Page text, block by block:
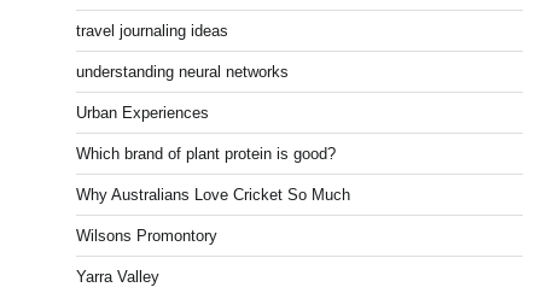
travel journaling ideas
understanding neural networks
Urban Experiences
Which brand of plant protein is good?
Why Australians Love Cricket So Much
Wilsons Promontory
Yarra Valley